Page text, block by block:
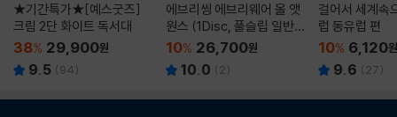
★기간특가★[예스굿즈]
크림 2단 화이트 독서대
38% 29,900원
9.5 (94)
에브리씽 에브리웨어 올 앳
원스 (1Disc, 풀슬립 일반
판) : 블루레이
10% 26,700원
10.0 ( 2)
걸어서 세계속
럽 동유럽 편
10% 6,120원
9.6 ( 27)